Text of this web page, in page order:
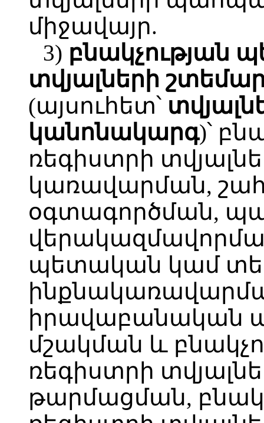
միջավայր.
3) բնակչության
տվյալների
(այսուհետ՝
կանոնակարգ)՝
ռեգիստրի
կառավարման,
օգտագործման,
պետական կամ
իրավաբանական
մշակման և
ռեգիստրի
թարմացման,